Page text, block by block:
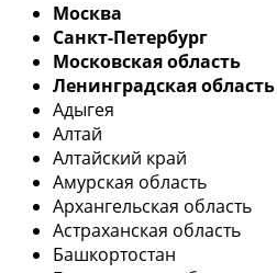
Москва
Санкт-Петербург
Московская область
Ленинградская область
Адыгея
Алтай
Алтайский край
Амурская область
Архангельская область
Астраханская область
Башкортостан